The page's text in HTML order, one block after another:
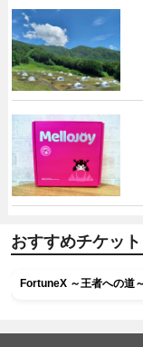
おすすめチケット
FortuneX ～王者への道～